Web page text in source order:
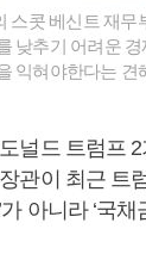
스콧 베신트 재무
낮추기 어려운
익혀야한다는 견
널드 트럼프
관이 최근 트
아니라 ‘국